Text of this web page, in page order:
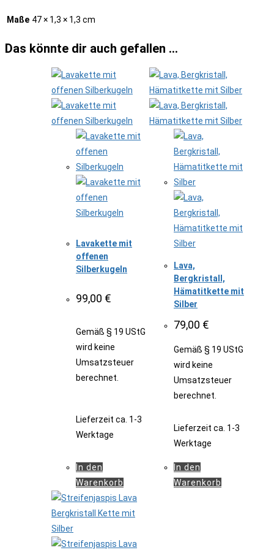
Maße 47 × 1,3 × 1,3 cm
Das könnte dir auch gefallen …
Lavakette mit
offenen
Silberkugeln
99,00 €
Gemäß § 19 UStG
wird keine
Umsatzsteuer
berechnet.
Lieferzeit ca. 1-3
Werktage
In den
Warenkorb
Lava,
Bergkristall,
Hämatitkette mit
Silber
79,00 €
Gemäß § 19 UStG
wird keine
Umsatzsteuer
berechnet.
Lieferzeit ca. 1-3
Werktage
In den
Warenkorb